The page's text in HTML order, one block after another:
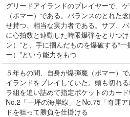
グリードアイランドのプレイヤーで、
（ボマー）である。バランスのとれた
せ持つ、相当な実力者である。サブ、
に心拍数と連動した時限爆弾をとりつ
ン）”と、手に掴んだものを爆破する“
ー）”という能力をもつ
５年もの間、自身が爆弾魔（ボマー）
イランドをプレイしていた。頭も切れ
ラ組を追い詰めて指定ポケットのカー
No.2「一坪の海岸線」とNo.75「奇運
ドを狙って勝負を仕掛ける